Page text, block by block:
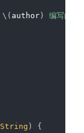
\( author) 编写的
String )
{